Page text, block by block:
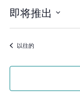
探索
即将推出
择
期。以往的活动